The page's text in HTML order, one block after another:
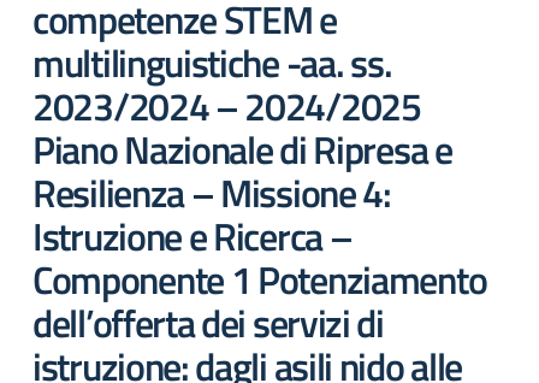
competenze STEM e
multilinguistiche -aa. ss.
2023/2024 – 2024/2025
Piano Nazionale di Ripresa e
Resilienza – Missione 4:
Istruzione e Ricerca –
Componente 1 Potenziamento
dell’offerta dei servizi di
istruzione: dagli asili nido alle